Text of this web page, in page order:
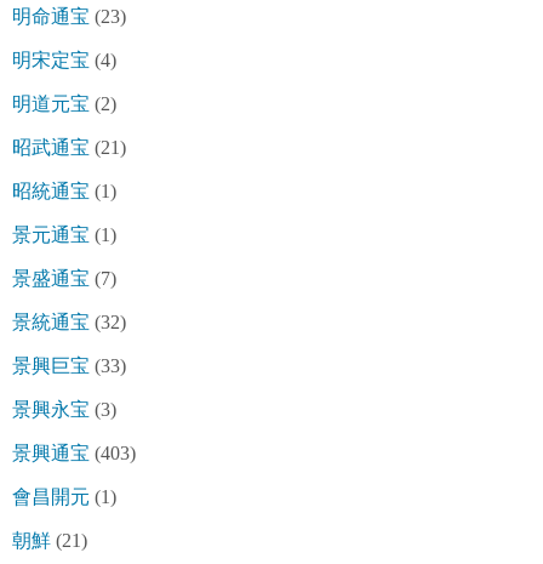
明命通宝 (23)
明宋定宝 (4)
明道元宝 (2)
昭武通宝 (21)
昭統通宝 (1)
景元通宝 (1)
景盛通宝 (7)
景統通宝 (32)
景興巨宝 (33)
景興永宝 (3)
景興通宝 (403)
會昌開元 (1)
朝鮮 (21)